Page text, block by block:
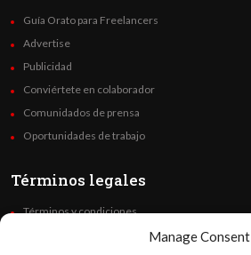
Manage Consent
Guía Orato para Freelancers
Advertise
Publicidad
Conviértete en colaborador
Comunidados de prensa
Oportunidades de trabajo
Términos legales
Términos y condiciones